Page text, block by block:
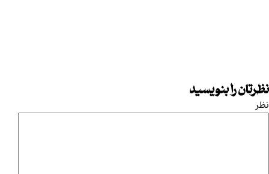
نظرتان را بنویسید
نظر